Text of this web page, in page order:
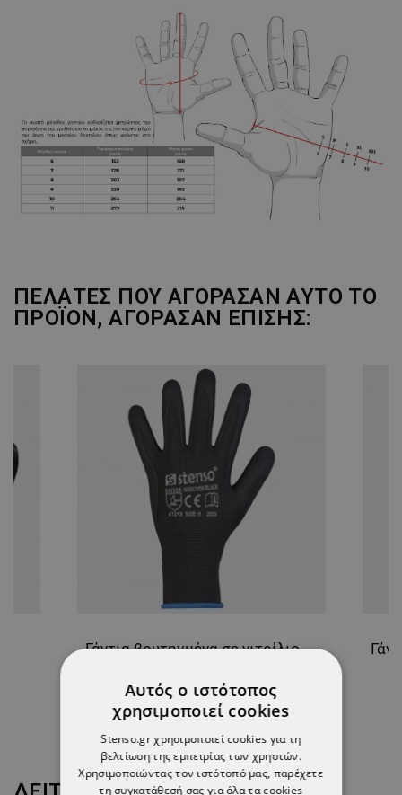
ΠΕΛΆΤΕΣ ΠΟΥ ΑΓΌΡΑΣΑΝ ΑΥΤΌ ΤΟ
ΠΡΟΪΌΝ, ΑΓΌΡΑΣΑΝ ΕΠΊΣΗΣ:
Γάντια βουτηγμένα σε νιτρίλιο HANOVER BLACK
1,44 €
-11%
1,28 €
Αυτός ο ιστότοπος
χρησιμοποιεί cookies
Stenso.gr χρησιμοποιεί cookies για τη
βελτίωση της εμπειρίας των χρηστών.
Χρησιμοποιώντας τον ιστότοπό μας, παρέχετε
τη συγκατάθεσή σας για όλα τα cookies